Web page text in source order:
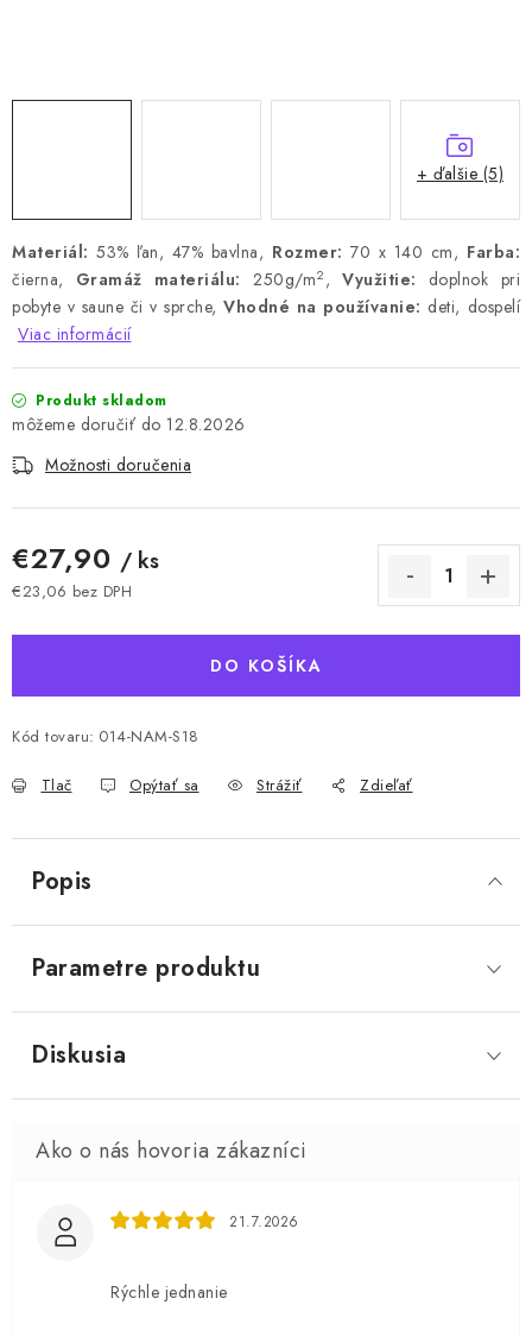
Materiál: 53% ľan, 47% bavlna, Rozmer: 70 x 140 cm, Farba:
čierna, Gramáž materiálu: 250g/m2 ,Využitie: doplnok pri
pobyte v saune či v sprche,Vhodné na používanie: deti, dospelí
Viac informácií
Produkt skladom
12.8.2026
Možnosti doručenia
€27,90 / ks
€23,06 bez DPH
DO KOŠÍKA
Kód tovaru: 014-NAM-S18
Tlač Opýtať sa Strážiť Zdieľať
+ ďalšie (5)
Popis
Parametre produktu
Diskusia
21.7.2026
Rýchle jednanie